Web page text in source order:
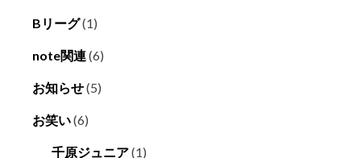
Bリーグ(1)
note関連(6)
お知らせ(5)
お笑い(6)
千原ジュニア(1)